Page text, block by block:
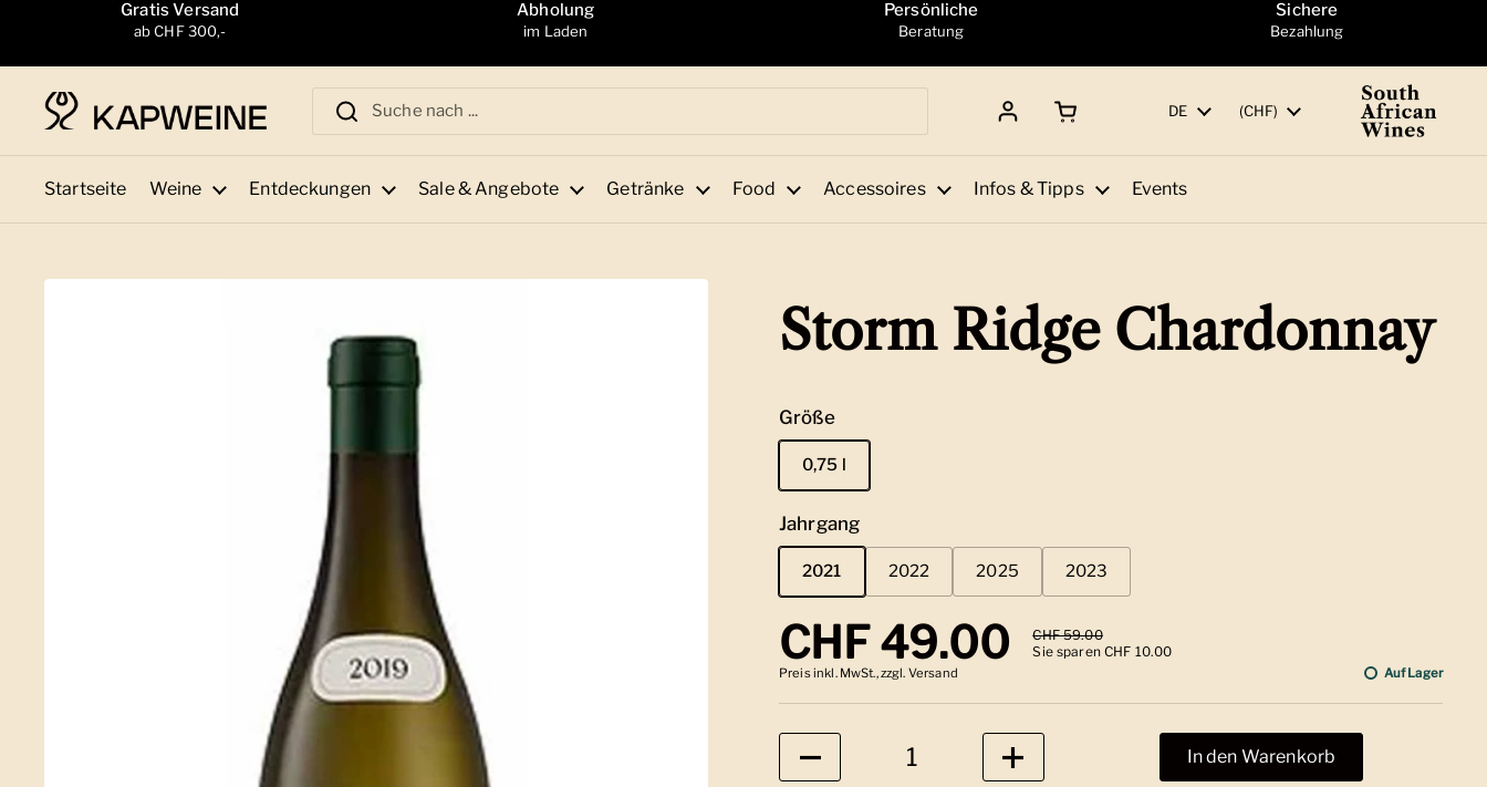
Zum Inhalt springenGratis Versand
ab CHF 300,-
Abholung
im Laden
Persönliche
Beratung
Sichere
Bezahlung
Sprache
DE Land/Region
(CHF)
Startseite Weine Entdeckungen Sale & Angebote Getränke Food Accessoires Infos & Tipps Events
Storm Ridge Chardonnay
Größe
0,75 l
Jahrgang
2021 2022 2025 2023
Regulärer Preis
CHF 49.00 Sale-Preis
CHF 59.00
Sie sparen CHF 10.00
Preis inkl. MwSt., zzgl. Versand Auf Lager
Anzahl
In den Warenkorb